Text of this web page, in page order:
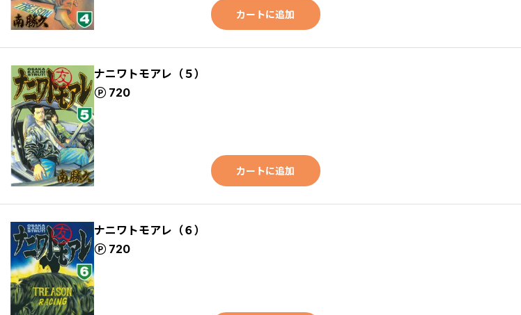
カートに追加
ナニワトモアレ（５）
720
ポイント
カートに追加
ナニワトモアレ（６）
720
ポイント